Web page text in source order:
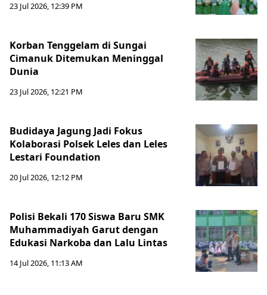
23 Jul 2026, 12:39 PM
Korban Tenggelam di Sungai
Cimanuk Ditemukan Meninggal
Dunia
23 Jul 2026, 12:21 PM
Budidaya Jagung Jadi Fokus
Kolaborasi Polsek Leles dan Leles
Lestari Foundation
20 Jul 2026, 12:12 PM
Polisi Bekali 170 Siswa Baru SMK
Muhammadiyah Garut dengan
Edukasi Narkoba dan Lalu Lintas
14 Jul 2026, 11:13 AM